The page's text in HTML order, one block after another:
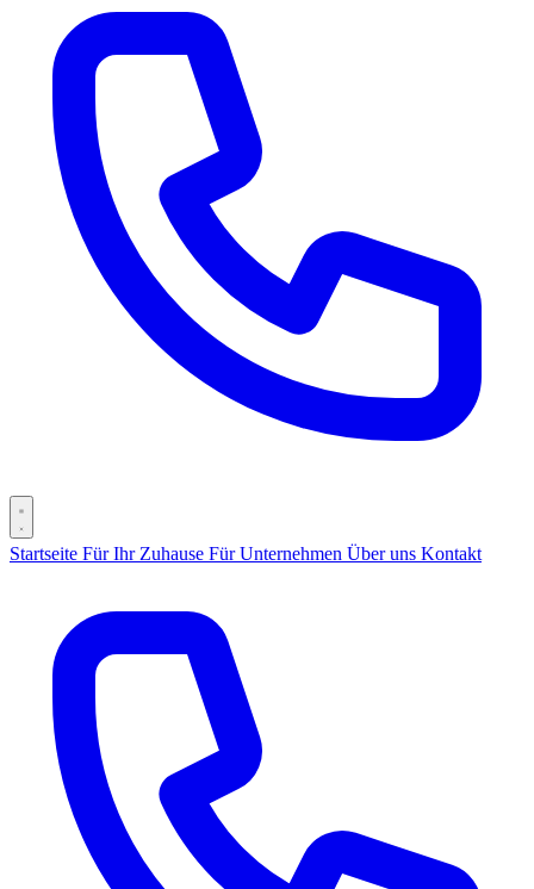
Startseite Für Ihr Zuhause Für Unternehmen Über uns Kontakt